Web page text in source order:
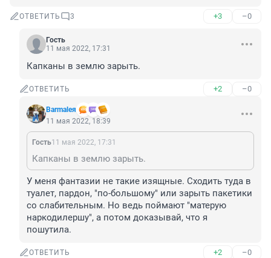
ОТВЕТИТЬ 3 +3 –0
Гость
11 мая 2022, 17:31
Капканы в землю зарыть.
ОТВЕТИТЬ +2 –0
Barmaleя
11 мая 2022, 18:39
Гость11 мая 2022, 17:31
Капканы в землю зарыть.
У меня фантазии не такие изящные. Сходить туда в
туалет, пардон, "по-большому" или зарыть пакетики
со слабительным. Но ведь поймают "матерую
наркодилершу", а потом доказывай, что я
пошутила.
ОТВЕТИТЬ +2 –0